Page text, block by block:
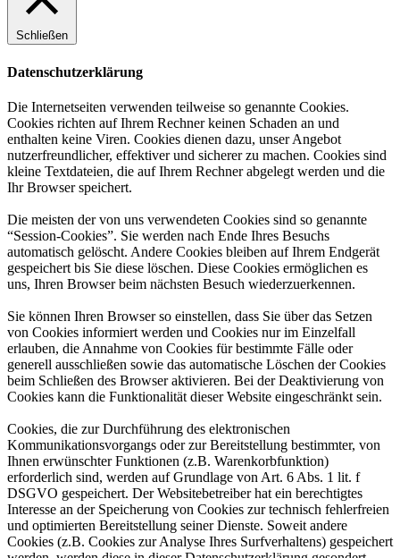
Schließen
Datenschutzerklärung
Die Internetseiten verwenden teilweise so genannte Cookies.
Cookies richten auf Ihrem Rechner keinen Schaden an und
enthalten keine Viren. Cookies dienen dazu, unser Angebot
nutzerfreundlicher, effektiver und sicherer zu machen. Cookies sind
kleine Textdateien, die auf Ihrem Rechner abgelegt werden und die
Ihr Browser speichert.
Die meisten der von uns verwendeten Cookies sind so genannte
“Session-Cookies”. Sie werden nach Ende Ihres Besuchs
automatisch gelöscht. Andere Cookies bleiben auf Ihrem Endgerät
gespeichert bis Sie diese löschen. Diese Cookies ermöglichen es
uns, Ihren Browser beim nächsten Besuch wiederzuerkennen.
Sie können Ihren Browser so einstellen, dass Sie über das Setzen
von Cookies informiert werden und Cookies nur im Einzelfall
erlauben, die Annahme von Cookies für bestimmte Fälle oder
generell ausschließen sowie das automatische Löschen der Cookies
beim Schließen des Browser aktivieren. Bei der Deaktivierung von
Cookies kann die Funktionalität dieser Website eingeschränkt sein.
Cookies, die zur Durchführung des elektronischen
Kommunikationsvorgangs oder zur Bereitstellung bestimmter, von
Ihnen erwünschter Funktionen (z.B. Warenkorbfunktion)
erforderlich sind, werden auf Grundlage von Art. 6 Abs. 1 lit. f
DSGVO gespeichert. Der Websitebetreiber hat ein berechtigtes
Interesse an der Speicherung von Cookies zur technisch fehlerfreien
und optimierten Bereitstellung seiner Dienste. Soweit andere
Cookies (z.B. Cookies zur Analyse Ihres Surfverhaltens) gespeichert